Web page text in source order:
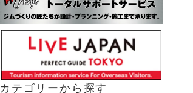
カテゴリーから探す